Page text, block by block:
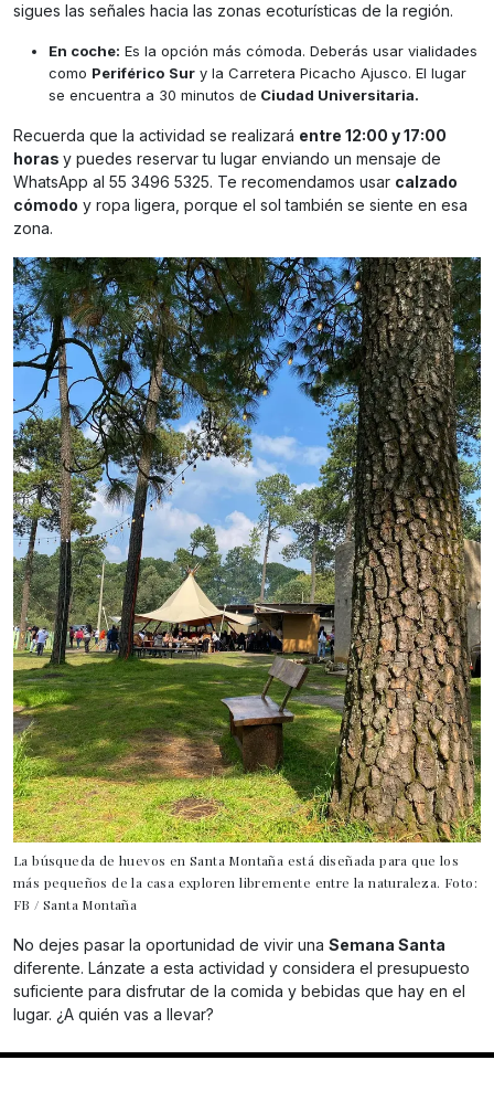
sigues las señales hacia las zonas ecoturísticas de la región.
En coche: Es la opción más cómoda. Deberás usar vialidades
como Periférico Sur y la Carretera Picacho Ajusco. El lugar
se encuentra a 30 minutos de Ciudad Universitaria.
Recuerda que la actividad se realizará entre 12:00 y 17:00
horas y puedes reservar tu lugar enviando un mensaje de
WhatsApp al 55 3496 5325. Te recomendamos usar calzado
cómodo y ropa ligera, porque el sol también se siente en esa
zona.
La búsqueda de huevos en Santa Montaña está diseñada para que los
más pequeños de la casa exploren libremente entre la naturaleza. Foto:
FB / Santa Montaña
No dejes pasar la oportunidad de vivir una Semana Santa
diferente. Lánzate a esta actividad y considera el presupuesto
suficiente para disfrutar de la comida y bebidas que hay en el
lugar. ¿A quién vas a llevar?